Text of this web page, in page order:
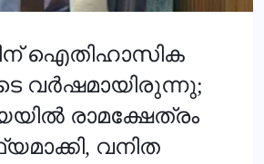
ഐതിഹാസിക
വര്‍ഷമായിരുന്നു;
രാമക്ഷേത്രം
വനിത